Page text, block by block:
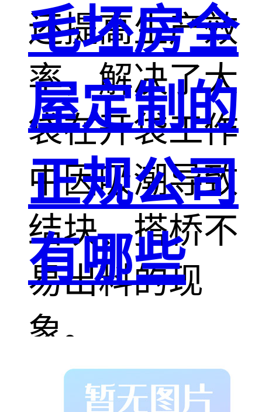
还提高生产效
率，解决了大
袋在开袋工作
中因吸潮导致
结块、搭桥不
易出料的现
象。
吨包拆包机的
毛坯房全
屋定制的
正规公司
有哪些